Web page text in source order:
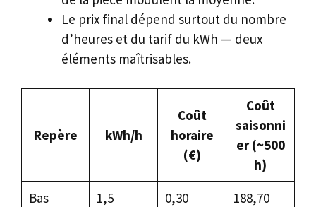
Le prix final dépend surtout du nombre
d’heures et du tarif du kWh — deux
éléments maîtrisables.
Repère kWh/h
Coût
horaire
(€)
Coût
saisonni
er (~500
h)
Bas
1,5 0,30
188,70